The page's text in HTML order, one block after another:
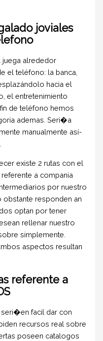
joviales
juega alrededor
el teléfono: la banca,
hacia el
el entretenimiento
de teléfono hemos
ademas. Seri�a
manualmente así­
existe 2 rutas con el
a compania
por nuestro
obstante responden an
optan por tener
rellenar nuestro
simplemente.
aspectos resultan
referente a
facil dar con
recursos real sobre
poseen catalogos